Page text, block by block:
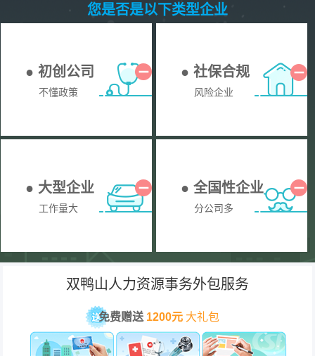
您是否是以下类型企业
● 初创公司
不懂政策
● 社保合规
风险企业
● 大型企业
工作量大
● 全国性企业
分公司多
双鸭山人力资源事务外包服务
免费赠送 1200元 大礼包